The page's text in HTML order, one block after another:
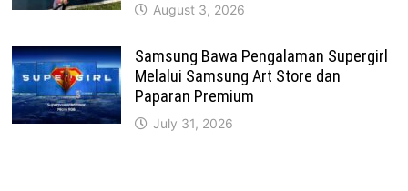
August 3, 2026
Samsung Bawa Pengalaman Supergirl
Melalui Samsung Art Store dan
Paparan Premium
July 31, 2026